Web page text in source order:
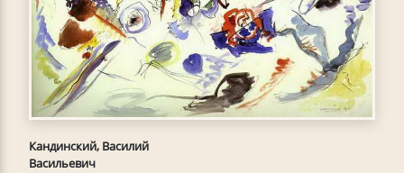
Кандинский, Василий
Васильевич